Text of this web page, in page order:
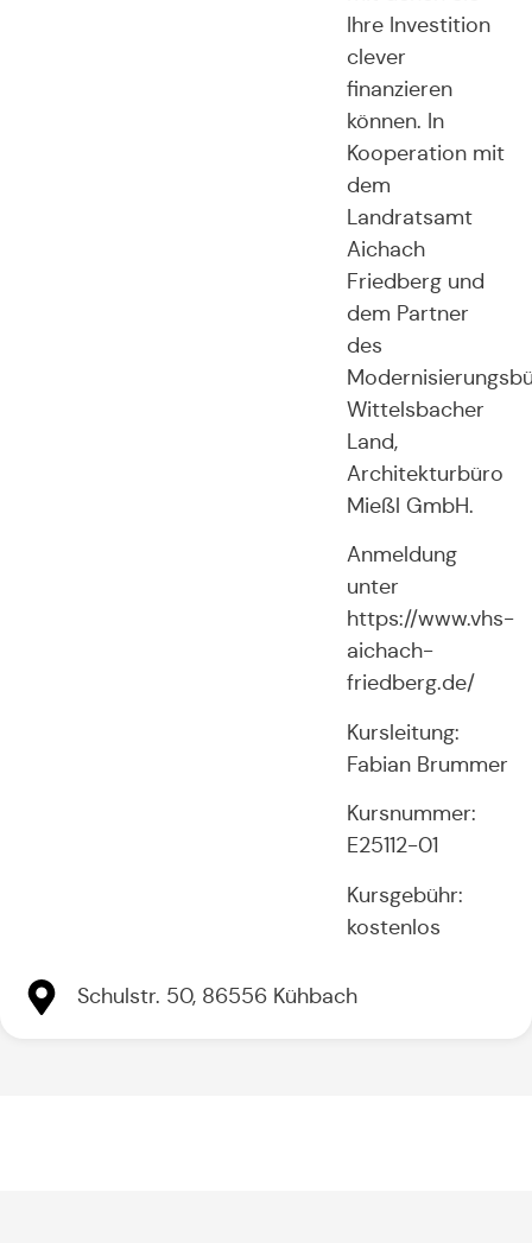
Ihre Investition
clever
finanzieren
können. In
Kooperation mit
dem
Landratsamt
Aichach
Friedberg und
dem Partner
des
Wittelsbacher
Land,
Architekturbüro
Mießl GmbH.
Anmeldung
unter
https://www.vhs-
aichach-
friedberg.de/
Kursleitung:
Fabian Brummer
Kursnummer:
E25112-01
Kursgebühr:
kostenlos
Schulstr. 50, 86556 Kühbach